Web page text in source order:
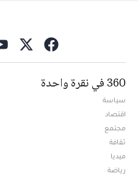
360 في نقرة واحدة
سياسة
اقتصاد
مجتمع
ثقافة
ميديا
رياضة